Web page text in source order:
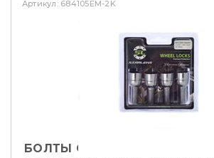
Артикул: 684105EM-2Key
БОЛТЫ СЕКРЕТНЫЕ STARLEKS